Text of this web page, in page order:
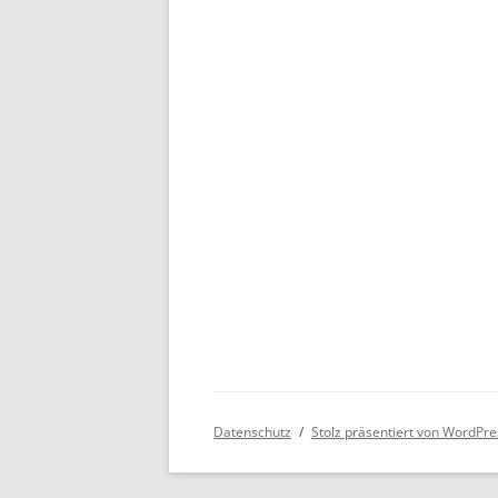
Datenschutz Stolz präsentiert von